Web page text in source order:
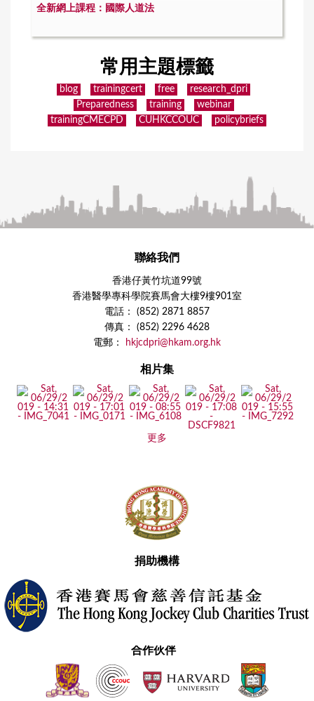
全新網上課程：國際人道法
常用主題標籤
blog trainingcert free
research_dpri
Preparedness
training
webinar
trainingCMECPD
CUHKCCOUC policybriefs
聯絡我們
香港仔黃竹坑道99號
香港醫學專科學院賽馬會大樓9樓901室
電話： (852) 2871 8857
傳真： (852) 2296 4628
電郵：
hkjcdpri@hkam.org.hk
相片集
更多
捐助機構
合作伙伴